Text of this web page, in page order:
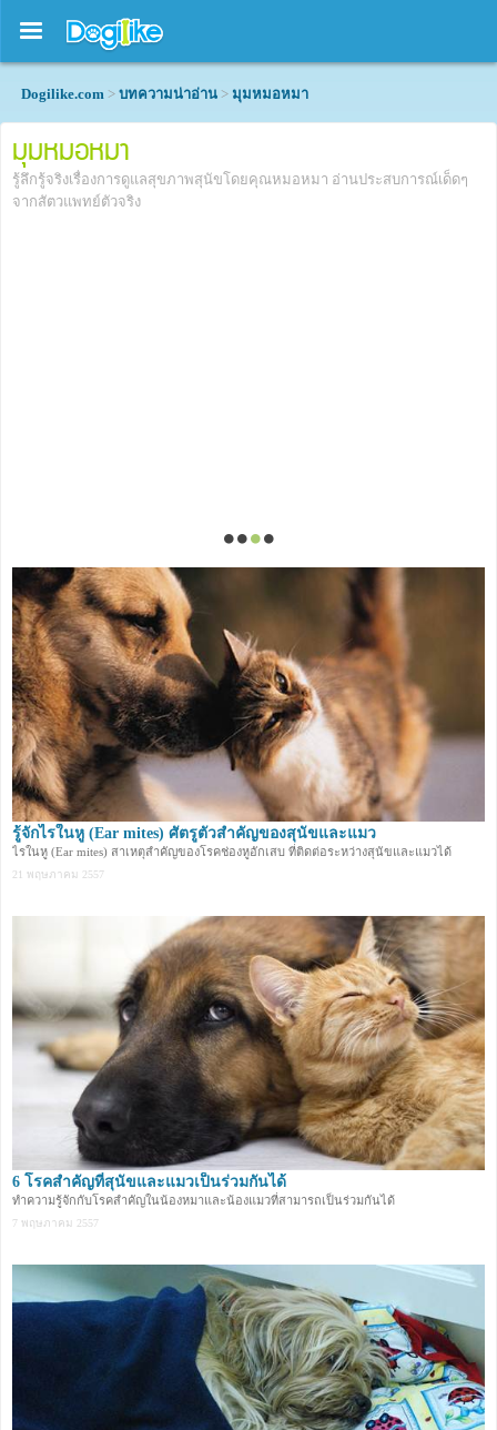
Dogilike.com > บทความน่าอ่าน > มุมหมอหมา
มุมหมอหมา
รู้ลึกรู้จริงเรื่องการดูแลสุขภาพสุนัขโดยคุณหมอหมา อ่านประสบการณ์เด็ดๆ
จากสัตวแพทย์ตัวจริง
รู้จักไรในหู (Ear mites) ศัตรูตัวสำคัญของสุนัขและแมว
ไรในหู (Ear mites) สาเหตุสำคัญของโรคช่องหูอักเสบ ที่ติดต่อระหว่างสุนัขและแมวได้
21 พฤษภาคม 2557
6 โรคสำคัญที่สุนัขและแมวเป็นร่วมกันได้
ทำความรู้จักกับโรคสำคัญในน้องหมาและน้องแมวที่สามารถเป็นร่วมกันได้
7 พฤษภาคม 2557